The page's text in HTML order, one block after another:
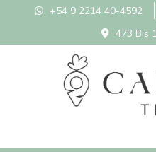
+54 9 2214 40-4592
473 Bis